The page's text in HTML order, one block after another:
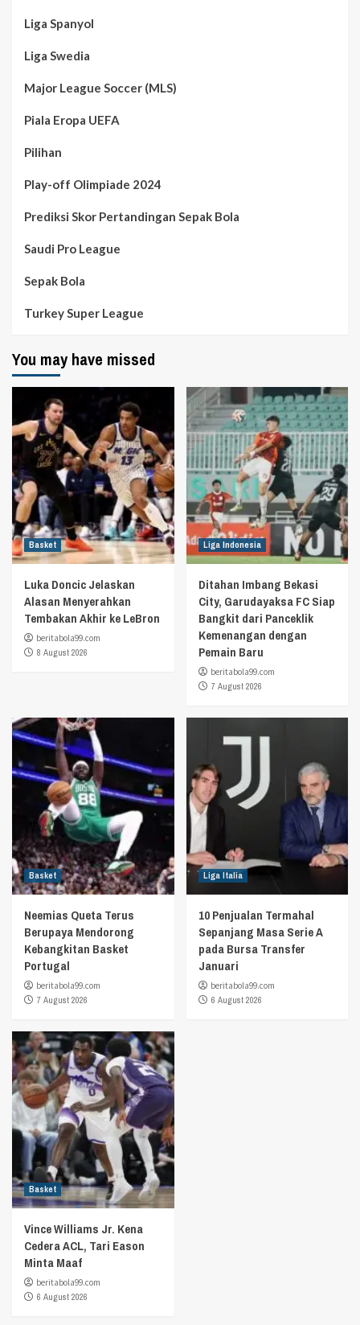
Liga Spanyol
Liga Swedia
Major League Soccer (MLS)
Piala Eropa UEFA
Pilihan
Play-off Olimpiade 2024
Prediksi Skor Pertandingan Sepak Bola
Saudi Pro League
Sepak Bola
Turkey Super League
You may have missed
Basket
Luka Doncic Jelaskan
Alasan Menyerahkan
Tembakan Akhir ke LeBron
beritabola99.com
8 August 2026
Liga Indonesia
Ditahan Imbang Bekasi
City, Garudayaksa FC Siap
Bangkit dari Panceklik
Kemenangan dengan
Pemain Baru
beritabola99.com
7 August 2026
Basket
Neemias Queta Terus
Berupaya Mendorong
Kebangkitan Basket
Portugal
beritabola99.com
7 August 2026
Liga Italia
10 Penjualan Termahal
Sepanjang Masa Serie A
pada Bursa Transfer
Januari
beritabola99.com
6 August 2026
Basket
Vince Williams Jr. Kena
Cedera ACL, Tari Eason
Minta Maaf
beritabola99.com
6 August 2026